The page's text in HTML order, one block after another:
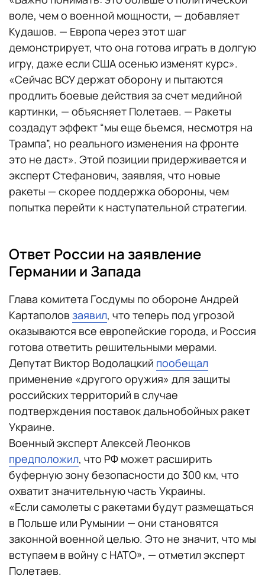
воле, чем о военной мощности, — добавляет
Кудашов. — Европа через этот шаг
демонстрирует, что она готова играть в долгую
игру, даже если США осенью изменят курс».
«Сейчас ВСУ держат оборону и пытаются
продлить боевые действия за счет медийной
картинки, — объясняет Полетаев. — Ракеты
создадут эффект “мы еще бьемся, несмотря на
Трампа”, но реального изменения на фронте
это не даст». Этой позиции придерживается и
эксперт Стефанович, заявляя, что новые
ракеты — скорее поддержка обороны, чем
попытка перейти к наступательной стратегии.
Ответ России на заявление
Германии и Запада
Глава комитета Госдумы по обороне Андрей
Картаполов заявил, что теперь под угрозой
оказываются все европейские города, и Россия
готова ответить решительными мерами.
Депутат Виктор Водолацкий пообещал
применение «другого оружия» для защиты
российских территорий в случае
подтверждения поставок дальнобойных ракет
Украине.
Военный эксперт Алексей Леонков
предположил, что РФ может расширить
буферную зону безопасности до 300 км, что
охватит значительную часть Украины.
«Если самолеты с ракетами будут размещаться
в Польше или Румынии — они становятся
законной военной целью. Это не значит, что мы
вступаем в войну с НАТО», — отметил эксперт
Полетаев.